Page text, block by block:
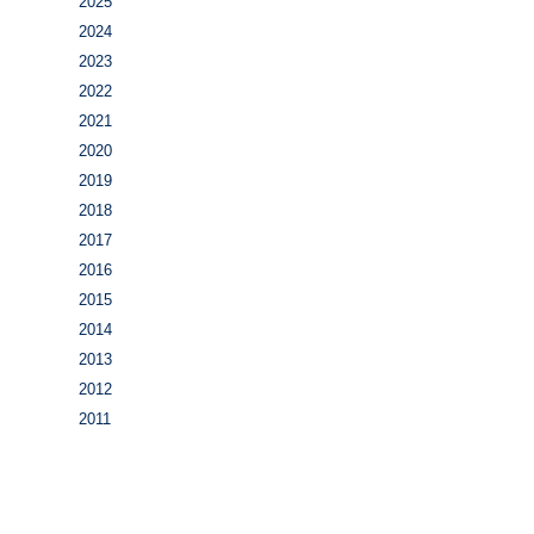
2024
2023
2022
2021
2020
2019
2018
2017
2016
2015
2014
2013
2012
2011